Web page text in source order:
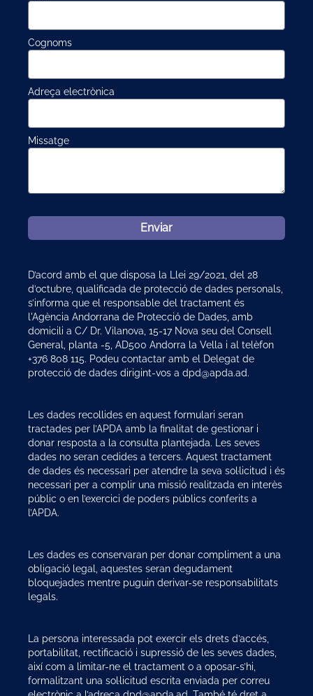
Cognoms
Adreça electrònica
Missatge
Enviar
D’acord amb el que disposa la Llei 29/2021, del 28
d’octubre, qualificada de protecció de dades personals,
s’informa que el responsable del tractament és
l'Agència Andorrana de Protecció de Dades, amb
domicili a C/ Dr. Vilanova, 15-17 Nova seu del Consell
General, planta -5, AD500 Andorra la Vella i al telèfon
+376 808 115. Podeu contactar amb el Delegat de
protecció de dades dirigint-vos a dpd@apda.ad.
Les dades recollides en aquest formulari seran
tractades per l’APDA amb la finalitat de gestionar i
donar resposta a la consulta plantejada. Les seves
dades no seran cedides a tercers. Aquest tractament
de dades és necessari per atendre la seva sol·licitud i és
necessari per a complir una missió realitzada en interès
públic o en l’exercici de poders públics conferits a
l’APDA.
Les dades es conservaran per donar compliment a una
obligació legal, aquestes seran degudament
bloquejades mentre puguin derivar-se responsabilitats
legals.
La persona interessada pot exercir els drets d’accés,
portabilitat, rectificació i supressió de les seves dades,
així com a limitar-ne el tractament o a oposar-s’hi,
formalitzant una sol·licitud escrita enviada per correu